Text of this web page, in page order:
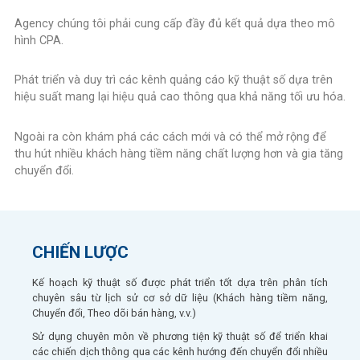
Agency chúng tôi phải cung cấp đầy đủ kết quả dựa theo mô
hình CPA.
Phát triển và duy trì các kênh quảng cáo kỹ thuật số dựa trên
hiệu suất mang lại hiệu quả cao thông qua khả năng tối ưu hóa.
Ngoài ra còn khám phá các cách mới và có thể mở rộng để
thu hút nhiều khách hàng tiềm năng chất lượng hơn và gia tăng
chuyển đổi.
CHIẾN LƯỢC
Kế hoạch kỹ thuật số được phát triển tốt dựa trên phân tích
chuyên sâu từ lịch sử cơ sở dữ liệu (Khách hàng tiềm năng,
Chuyển đổi, Theo dõi bán hàng, v.v.)
Sử dụng chuyên môn về phương tiện kỹ thuật số để triển khai
các chiến dịch thông qua các kênh hướng đến chuyển đổi nhiều